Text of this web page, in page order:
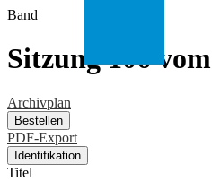
Band
Sitzung 106
Archivplan
Bestellen
PDF-Export
Identifikation
Titel